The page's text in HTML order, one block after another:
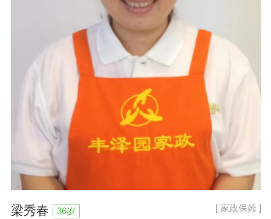
梁秀春 36岁 [ 家政保姆 ]